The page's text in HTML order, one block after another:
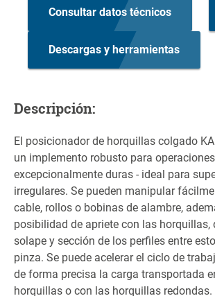
Consultar datos técnicos
Descargas y herramientas
Descripción:
El posicionador de horquillas colgado
un implemento robusto para operaciones
excepcionalmente duras - ideal para
irregulares. Se pueden manipular
cable, rollos o bobinas de alambre,
posibilidad de apriete con las horquillas,
solape y sección de los perfiles entre
pinza. Se puede acelerar el ciclo de
de forma precisa la carga transportada
horquillas o con las horquillas redondas.